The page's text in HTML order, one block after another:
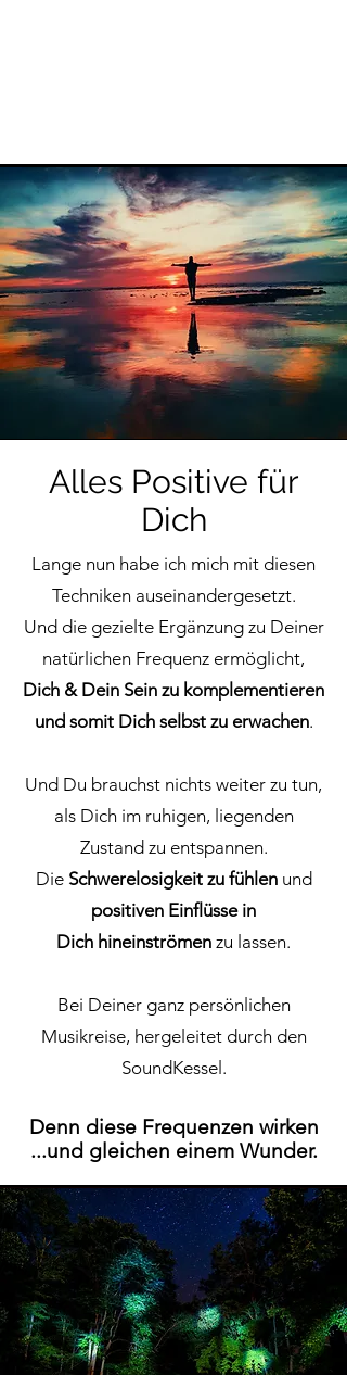
Alles Positive für
Dich
Lange nun habe ich mich mit diesen
Techniken auseinandergesetzt.
Und die gezielte Ergänzung zu Deiner
natürlichen Frequenz ermöglicht,
Dich & Dein Sein zu komplementieren
und somit Dich selbst zu erwachen.
Und Du brauchst nichts weiter zu tun,
als Dich im ruhigen, liegenden
Zustand zu entspannen.
Die Schwerelosigkeit zu fühlenund
positiven Einflüsse in
Dich hineinströmen zu lassen.
Bei Deiner ganz persönlichen
Musikreise, hergeleitet durch den
SoundKessel.
Denn diese Frequenzen wirken
...und gleichen einem Wunder.